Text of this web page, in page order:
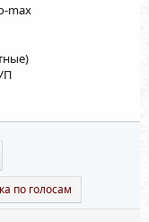
max
по голосам